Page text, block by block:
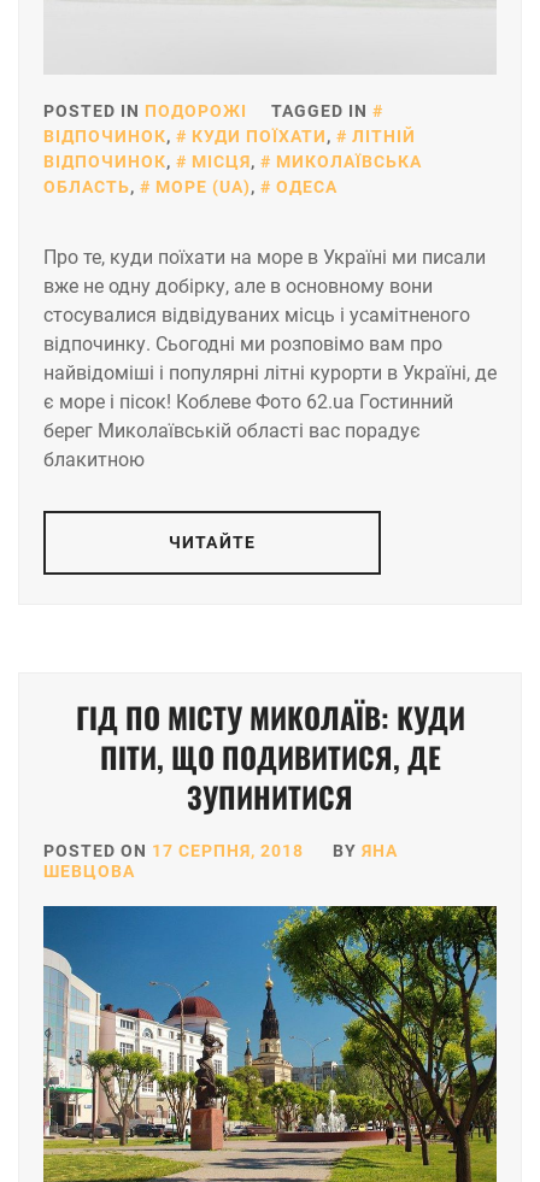
POSTED IN ПОДОРОЖІ
TAGGED IN
ВІДПОЧИНОК, КУДИ ПОЇХАТИ,
ЛІТНІЙ
ВІДПОЧИНОК, МІСЦЯ,
МИКОЛАЇВСЬКА
ОБЛАСТЬ, МОРЕ (UA), ОДЕСА
Про те, куди поїхати на море в Україні ми писали
вже не одну добірку, але в основному вони
стосувалися відвідуваних місць і усамітненого
відпочинку. Сьогодні ми розповімо вам про
найвідоміші і популярні літні курорти в Україні, де
є море і пісок! Коблеве Фото 62.ua Гостинний
берег Миколаївській області вас порадує
блакитною
ЧИТАЙТЕ
ГІД ПО МІСТУ МИКОЛАЇВ: КУДИ
ПІТИ, ЩО ПОДИВИТИСЯ, ДЕ
ЗУПИНИТИСЯ
POSTED ON 17 СЕРПНЯ, 2018 BY ЯНА
ШЕВЦОВА